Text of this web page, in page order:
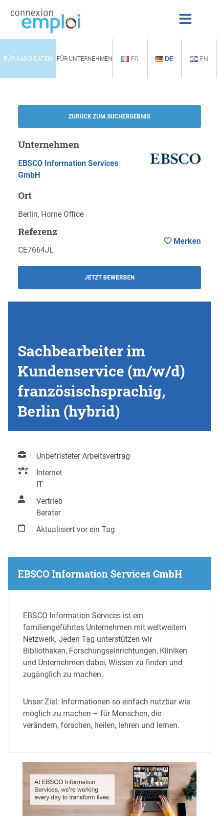
FÜR KANDIDATEN FÜR UNTERNEHMEN FR DE EN
ZURÜCK ZUM SUCHERGEBNIS
Unternehmen
EBSCO Information Services
GmbH
Ort
Berlin, Home Office
Referenz
CE7664JL
JETZT BEWERBEN
Merken
Sachbearbeiter im
Kundenservice (m/w/d)
französischsprachig,
Berlin (hybrid)
Unbefristeter Arbeitsvertrag
Internet
IT
Vertrieb
Berater
Aktualisiert vor ein Tag
EBSCO Information Services GmbH
EBSCO Information Services ist ein
familiengeführtes Unternehmen mit weltweitem
Netzwerk. Jeden Tag unterstützen wir
Bibliotheken, Forschungseinrichtungen, Kliniken
und Unternehmen dabei, Wissen zu finden und
zugänglich zu machen.
Unser Ziel: Informationen so einfach nutzbar wie
möglich zu machen – für Menschen, die
verändern, forschen, heilen, lehren und lernen.